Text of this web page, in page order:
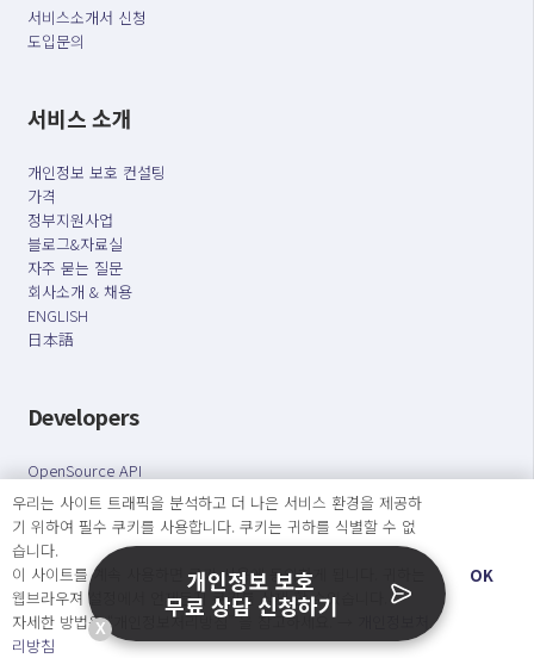
서비스소개서 신청
도입문의
서비스 소개
개인정보 보호 컨설팅
가격
정부지원사업
블로그&자료실
자주 묻는 질문
회사소개 & 채용
ENGLISH
日本語
Developers
OpenSource API
오늘보다 더 나은 내일을 만드는 사람들
개인정보처리방침
○ 개인정보보호 컴플라이언스를 선도하겠습니다.
○ 정보주체의 권리를 보장하겠습니다.
우리는 사이트 트래픽을 분석하고 더 나은 서비스 환경을 제공하
기 위하여 필수 쿠키를 사용합니다. 쿠키는 귀하를 식별할 수 없
습니다.
이 사이트를 계속 사용하면 쿠키 사용에 동의하게 됩니다. 귀하는
웹브라우져 설정에서 언제든지 쿠키를 삭제 할 수있습니다.
자세한 방법은 “개인정보처리방침” 을 참고하세요. →
리방침
OK
X
개인정보 보호
무료 상담 신청하기